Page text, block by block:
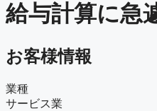
給与計算に急
お客様情報
業種
サービス業